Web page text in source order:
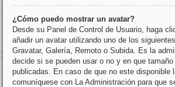
¿Cómo puedo mostrar un avatar?
Desde su Panel de Control de Usuario, haga
añadir un avatar utilizando uno de los
Gravatar, Galería, Remoto o Subida. Es la
decide si se pueden usar o no y en que
publicadas. En caso de que no este disponible
comuníquese con La Administración para que